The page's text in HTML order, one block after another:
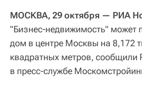
МОСКВА, 29 октября — РИА
"Бизнес-недвижимость" может
дом в центре Москвы на 8,172
квадратных метров, сообщили
в пресс-службе